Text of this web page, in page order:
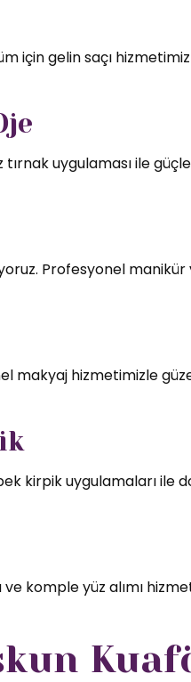
için gelin saçı
tırnak uygulaması ile
Profesyonel
makyaj hizmetimizle
kirpik uygulamaları
komple yüz alımı